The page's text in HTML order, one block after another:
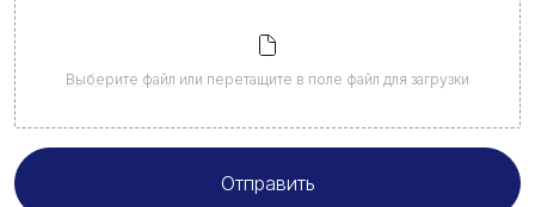
Выберите файл или перетащите в поле файл для загрузки